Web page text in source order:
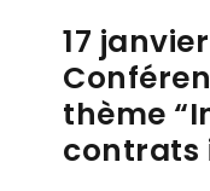
17
thème
contrats